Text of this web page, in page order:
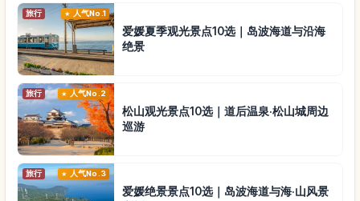
旅行 人气No.1
爱媛夏季观光景点10选｜岛波海道与沿海
绝景
旅行 人气No.2
松山观光景点10选｜道后温泉·松山城周边
巡游
旅行 人气No.3
爱媛绝景景点10选｜岛波海道与海·山风景